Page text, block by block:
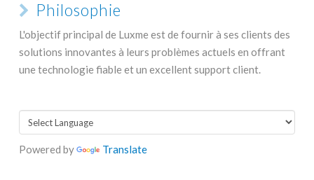
Philosophie
L'objectif principal de Luxme est de fournir à ses clients des
solutions innovantes à leurs problèmes actuels en offrant
une technologie fiable et un excellent support client.
Powered by Translate